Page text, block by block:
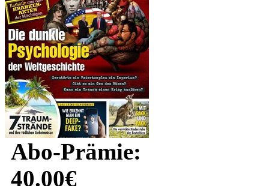
Abo-Prämie:
40.00€